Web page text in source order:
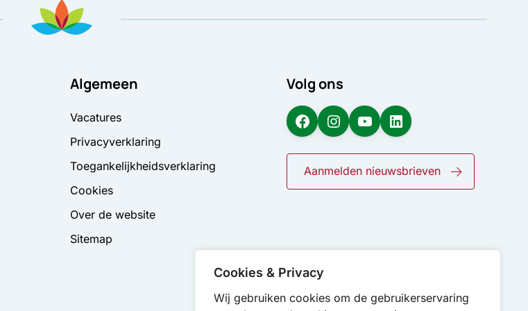
Cookies & Privacy
Wij gebruiken cookies om de gebruikerservaring
Algemeen
Vacatures
Privacyverklaring
Toegankelijkheidsverklaring
Cookies
Over de website
Sitemap
Volg ons
Facebook
Instagram
YouTubeLinkedIn
Aanmelden nieuwsbrieven